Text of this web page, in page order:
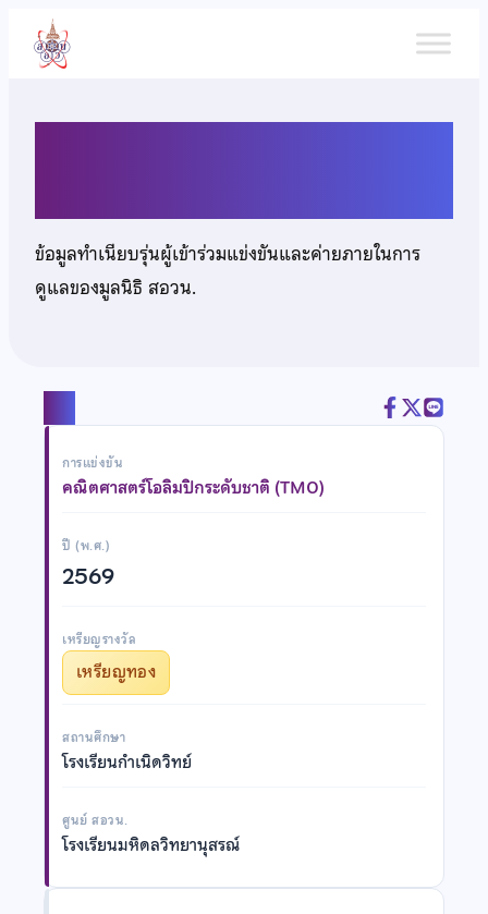
เนื้อหา
ข้อมูลทำเนียบรุ่นผู้เข้าร่วมแข่งขันและค่ายภายในการ
ดูแลของมูลนิธิ สอวน.
การแข่งขัน
คณิตศาสตร์โอลิมปิกระดับชาติ (TMO)
ปี (พ.ศ.)
2569
เหรียญรางวัล
เหรียญทอง
สถานศึกษา
โรงเรียนกำเนิดวิทย์
ศูนย์ สอวน.
โรงเรียนมหิดลวิทยานุสรณ์